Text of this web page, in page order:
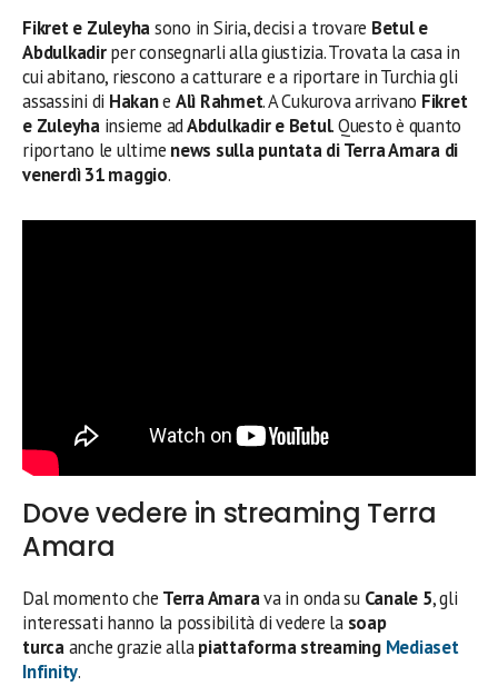
Fikret e Zuleyhasono in Siria, decisi a trovare Betul e
Abdulkadirper consegnarli alla giustizia. Trovata la casa in
cui abitano, riescono a catturare e a riportare in Turchia gli
assassini di Hakane Alì Rahmet. A Cukurova arrivano Fikret
e Zuleyhainsieme adAbdulkadir e Betul. Questo è quanto
riportano le ultime news sulla puntata di Terra Amara di
venerdì 31 maggio.
Dove vedere in streaming Terra
Amara
Dal momento che Terra Amarava in onda su Canale 5, gli
interessati hanno la possibilità di vedere la soap
turcaanche grazie allapiattaforma streaming Mediaset
Infinity.